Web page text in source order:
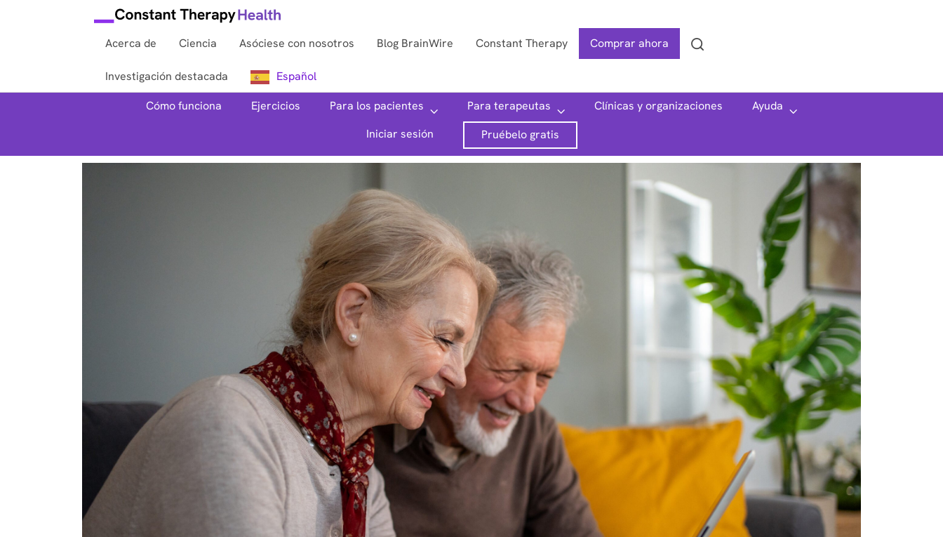
Acerca de Ciencia Asóciese con nosotros Blog BrainWire Constant Therapy Comprar ahora
Investigación destacada
Español
Cómo funciona
Ejercicios Para los pacientes Para terapeutas Clínicas y organizaciones
Ayuda
Iniciar sesión
Pruébelo gratis